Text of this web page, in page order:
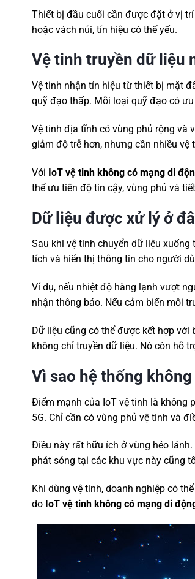
Thiết bị đầu cuối cần được đặt ở vị
hoặc vách núi, tín hiệu có thể yếu.
Vệ tinh truyền dữ liệu
Vệ tinh nhận tín hiệu từ thiết bị mặt
quỹ đạo thấp. Mỗi loại quỹ đạo có
Vệ tinh địa tĩnh có vùng phủ rộng và
giảm độ trễ hơn, nhưng cần nhiều vệ
Với IoT vệ tinh không có mạng di
thể ưu tiên độ tin cậy, vùng phủ và
Dữ liệu được xử lý ở
Sau khi vệ tinh chuyển dữ liệu
tích và hiển thị thông tin cho người
Ví dụ, nếu nhiệt độ hàng lạnh vượt
nhận thông báo. Nếu cảm biến môi
Dữ liệu cũng có thể được kết hợp với
không chỉ truyền dữ liệu. Nó còn hỗ
Vì sao hệ thống
Điểm mạnh của IoT vệ tinh là không
5G. Chỉ cần có vùng phủ vệ tinh và
Điều này rất hữu ích ở vùng hẻo
phát sóng tại các khu vực này cũng
Khi dùng vệ tinh, doanh nghiệp có
do IoT vệ tinh không có mạng di